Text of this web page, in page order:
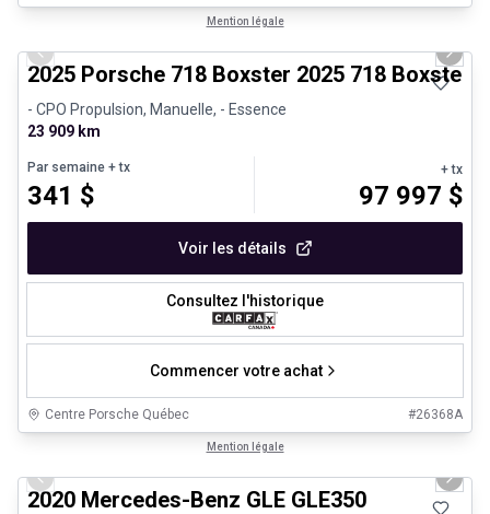
Mention légale
Véhicules d'occasion certifiés
Previous slide Next
2025 Porsche 718 Boxster 2025 718 Boxster -
- CPO Propulsion, Manuelle, - Essence
23 909 km
Par semaine + tx
341 $
+ tx
97 997 $
Voir les détails
Consultez l'historique
Commencer votre achat
Centre Porsche Québec #26368A
Mention légale
Previous slide Next
2020 Mercedes-Benz GLE GLE350